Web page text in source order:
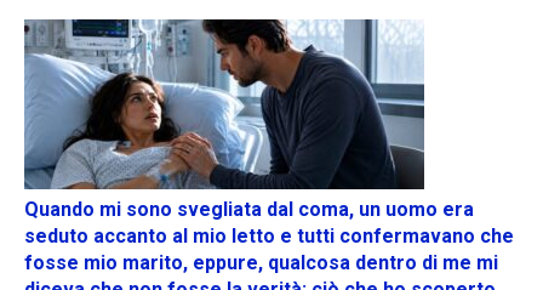
Quando mi sono svegliata dal coma, un uomo era
seduto accanto al mio letto e tutti confermavano che
fosse mio marito, eppure, qualcosa dentro di me mi